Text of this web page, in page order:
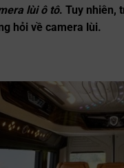
lùi ô tô. Tuy nhiên,
hỏi về camera lùi.